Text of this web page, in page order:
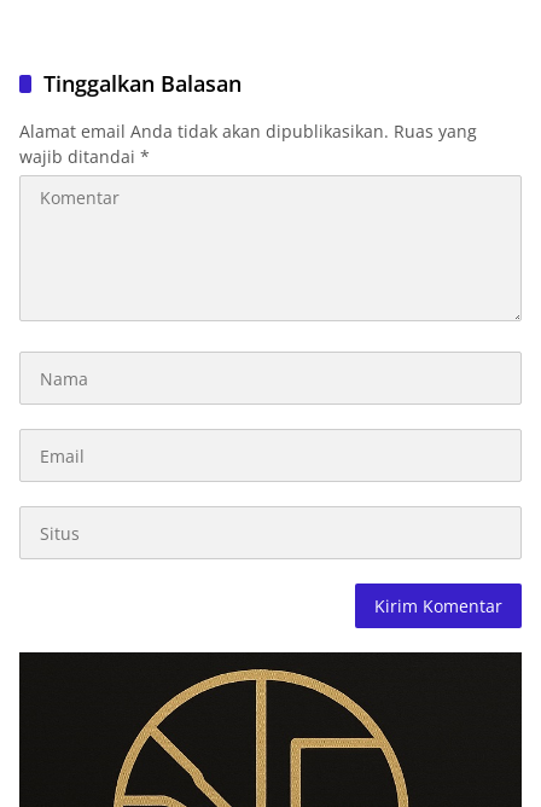
Tinggalkan Balasan
Alamat email Anda tidak akan dipublikasikan. Ruas yang
wajib ditandai *